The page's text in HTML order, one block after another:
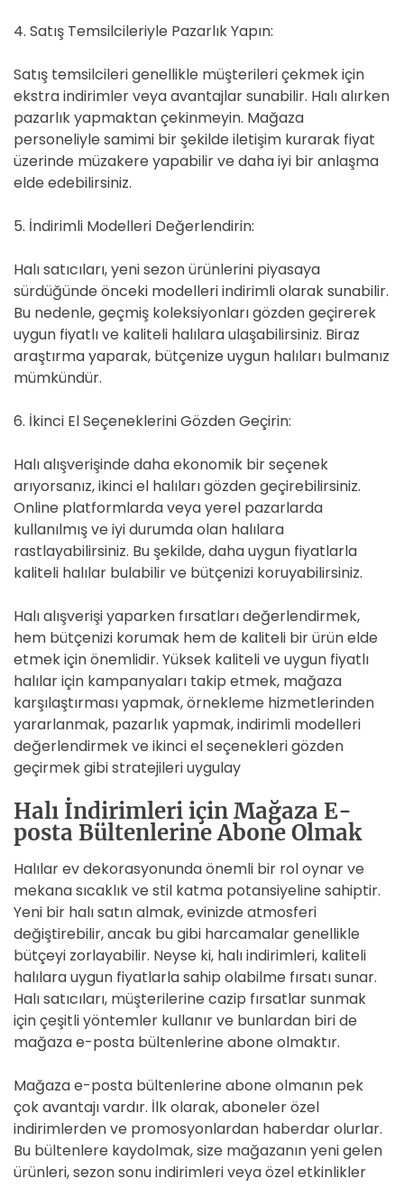
4. Satış Temsilcileriyle Pazarlık Yapın:
Satış temsilcileri genellikle müşterileri çekmek için
ekstra indirimler veya avantajlar sunabilir. Halı alırken
pazarlık yapmaktan çekinmeyin. Mağaza
personeliyle samimi bir şekilde iletişim kurarak fiyat
üzerinde müzakere yapabilir ve daha iyi bir anlaşma
elde edebilirsiniz.
5. İndirimli Modelleri Değerlendirin:
Halı satıcıları, yeni sezon ürünlerini piyasaya
sürdüğünde önceki modelleri indirimli olarak sunabilir.
Bu nedenle, geçmiş koleksiyonları gözden geçirerek
uygun fiyatlı ve kaliteli halılara ulaşabilirsiniz. Biraz
araştırma yaparak, bütçenize uygun halıları bulmanız
mümkündür.
6. İkinci El Seçeneklerini Gözden Geçirin:
Halı alışverişinde daha ekonomik bir seçenek
arıyorsanız, ikinci el halıları gözden geçirebilirsiniz.
Online platformlarda veya yerel pazarlarda
kullanılmış ve iyi durumda olan halılara
rastlayabilirsiniz. Bu şekilde, daha uygun fiyatlarla
kaliteli halılar bulabilir ve bütçenizi koruyabilirsiniz.
Halı alışverişi yaparken fırsatları değerlendirmek,
hem bütçenizi korumak hem de kaliteli bir ürün elde
etmek için önemlidir. Yüksek kaliteli ve uygun fiyatlı
halılar için kampanyaları takip etmek, mağaza
karşılaştırması yapmak, örnekleme hizmetlerinden
yararlanmak, pazarlık yapmak, indirimli modelleri
değerlendirmek ve ikinci el seçenekleri gözden
geçirmek gibi stratejileri uygulay
Halı İndirimleri için Mağaza E-
posta Bültenlerine Abone Olmak
Halılar ev dekorasyonunda önemli bir rol oynar ve
mekana sıcaklık ve stil katma potansiyeline sahiptir.
Yeni bir halı satın almak, evinizde atmosferi
değiştirebilir, ancak bu gibi harcamalar genellikle
bütçeyi zorlayabilir. Neyse ki, halı indirimleri, kaliteli
halılara uygun fiyatlarla sahip olabilme fırsatı sunar.
Halı satıcıları, müşterilerine cazip fırsatlar sunmak
için çeşitli yöntemler kullanır ve bunlardan biri de
mağaza e-posta bültenlerine abone olmaktır.
Mağaza e-posta bültenlerine abone olmanın pek
çok avantajı vardır. İlk olarak, aboneler özel
indirimlerden ve promosyonlardan haberdar olurlar.
Bu bültenlere kaydolmak, size mağazanın yeni gelen
ürünleri, sezon sonu indirimleri veya özel etkinlikler